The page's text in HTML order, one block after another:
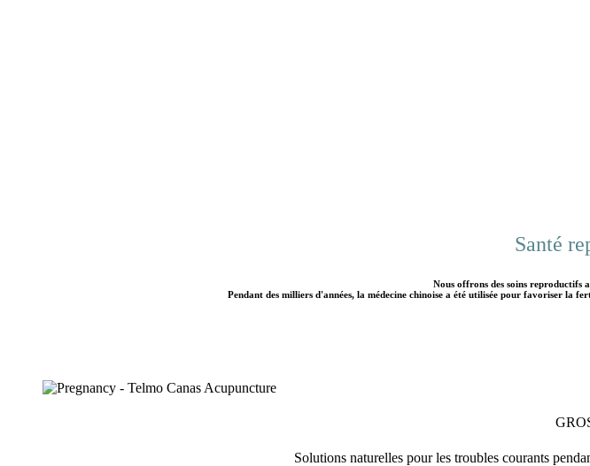
Santé
Nous offrons des soins reproductifs
Pendant des milliers d'années, la médecine chinoise a été utilisée pour favoriser la
Solutions naturelles pour les troubles courants